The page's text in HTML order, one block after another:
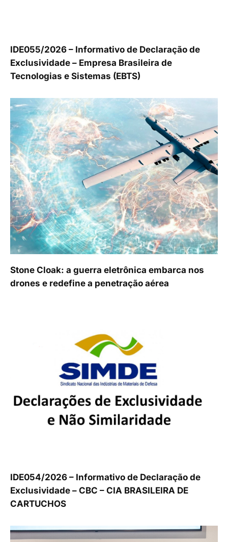
IDE055/2026 – Informativo de Declaração de
Exclusividade – Empresa Brasileira de
Tecnologias e Sistemas (EBTS)
Stone Cloak: a guerra eletrônica embarca nos
drones e redefine a penetração aérea
IDE054/2026 – Informativo de Declaração de
Exclusividade – CBC – CIA BRASILEIRA DE
CARTUCHOS